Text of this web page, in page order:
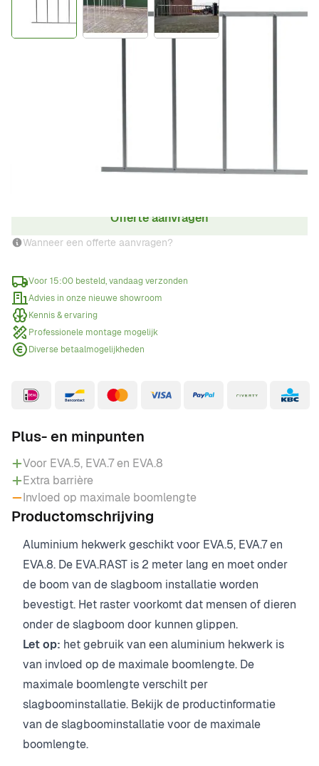
Offerte aanvragen
Wanneer een offerte aanvragen?
Voor 15:00 besteld, vandaag verzonden
Advies in onze nieuwe showroom
Kennis & ervaring
Professionele montage mogelijk
Diverse betaalmogelijkheden
Plus- en minpunten
Voor EVA.5, EVA.7 en EVA.8
Extra barrière
Invloed op maximale boomlengte
Productomschrijving
Aluminium hekwerk geschikt voor EVA.5, EVA.7 en
EVA.8. De EVA.RAST is 2 meter lang en moet onder
de boom van de slagboom installatie worden
bevestigt. Het raster voorkomt dat mensen of dieren
onder de slagboom door kunnen glippen.
Let op: het gebruik van een aluminium hekwerk is
van invloed op de maximale boomlengte. De
maximale boomlengte verschilt per
slagboominstallatie. Bekijk de productinformatie
van de slagboominstallatie voor de maximale
boomlengte.